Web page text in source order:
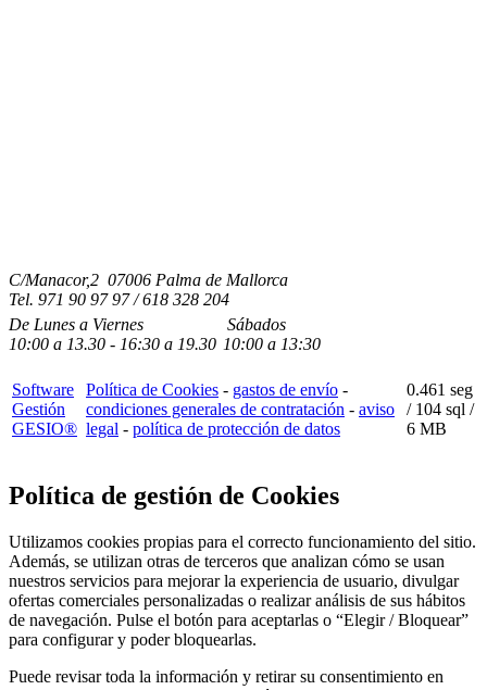
C/Manacor,2 07006 Palma de Mallorca
Tel. 971 90 97 97 / 618 328 204
De Lunes a Viernes
10:00 a 13.30 - 16:30 a 19.30
Sábados
10:00 a 13:30
Software
Gestión
GESIO®
Política de Cookies - gastos de envío -
condiciones generales de contratación - aviso
legal - política de protección de datos
0.461 seg
/ 104 sql /
6 MB
Política de gestión de Cookies
Utilizamos cookies propias para el correcto funcionamiento del sitio.
Además, se utilizan otras de terceros que analizan cómo se usan
nuestros servicios para mejorar la experiencia de usuario, divulgar
ofertas comerciales personalizadas o realizar análisis de sus hábitos
de navegación. Pulse el botón para aceptarlas o “Elegir / Bloquear”
para configurar y poder bloquearlas.
Puede revisar toda la información y retirar su consentimiento en